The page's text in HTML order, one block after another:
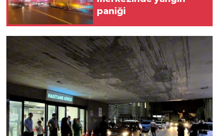
paniği